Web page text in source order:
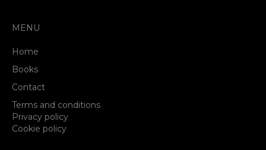
MENU
Home
Books
Contact
Terms and conditions
Privacy policy
Cookie policy